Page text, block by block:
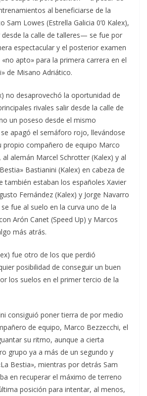
al beneficiarse de la
Sam Lowes (Estrella Galicia 0’0 Kalex),
desde la calle de talleres— se fue por
espectacular y el posterior examen
apto» para la primera carrera en el
de Misano Adriático.
no desaprovechó la oportunidad de
rivales salir desde la calle de
un poseso desde el mismo
apagó el semáforo rojo, llevándose
propio compañero de equipo Marco
al alemán Marcel Schrotter (Kalex) y al
Bastianini (Kalex) en cabeza de
también estaban los españoles Xavier
Fernández (Kalex) y Jorge Navarro
fue al suelo en la curva uno de la
Arón Canet (Speed Up) y Marcos
más atrás.
fue otro de los que perdió
posibilidad de conseguir un buen
los suelos en el primer tercio de la
consiguió poner tierra de por medio
de equipo, Marco Bezzecchi, el
su ritmo, aunque a cierta
grupo ya a más de un segundo y
Bestia», mientras por detrás Sam
en recuperar el máximo de terreno
posición para intentar, al menos,